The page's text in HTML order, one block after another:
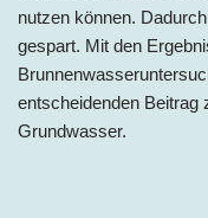
nutzen können.
gespart. Mit den
entscheidenden Beitrag
Grundwasser.